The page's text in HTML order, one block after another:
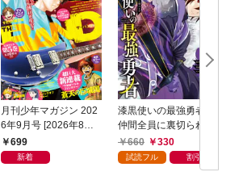
月刊少年マガジン 202
6年9月号 [2026年8月6
日発売]
699
新着
漆黒使いの最強勇者
仲間全員に裏切られた
ので最強の魔物と組み
ます 1巻
660 330
試読フル 割引